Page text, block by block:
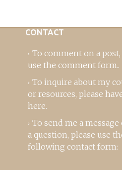
CONTACT
To comment on a post,
use the comment form..
To inquire about my
or resources, please
here.
To send me a message
a question, please use
following contact form: